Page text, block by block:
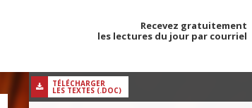
Recevez gratuitement
les lectures du jour par courriel
TÉLÉCHARGER
LES TEXTES (.DOC)